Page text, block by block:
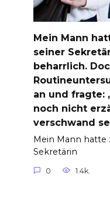
Mein Mann
seiner
beharrlich.
an und fragte:
noch nicht
verschwand
Mein Mann hatte
Sekretärin
0 1.4k.